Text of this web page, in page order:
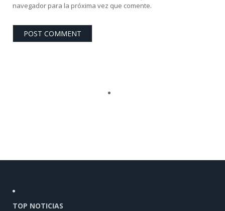
navegador para la próxima vez que comente.
TOP NOTICIAS